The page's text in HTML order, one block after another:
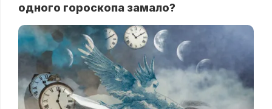
одного гороскопа замало?